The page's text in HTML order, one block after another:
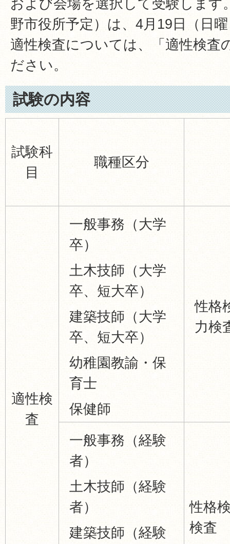
野市役所予定）は、4月19日（日
適性検査については、「適性検査
ださい。
試験の内容
試験科
目
職種区分
適性検
査
一般事務（大学
卒）
土木技師（大学
卒、短大卒）
建築技師（大学
卒、短大卒）
幼稚園教諭・保
育士
保健師
性格
力検
一般事務（経験
者）
土木技師（経験
者）
建築技師（経験
性格
検査